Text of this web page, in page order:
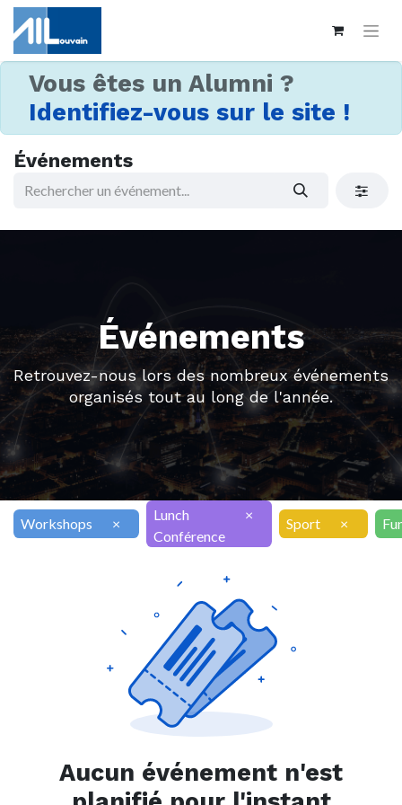
Vous êtes un Alumni ?
Identifiez-vous sur le site !
Événements
Événements
Retrouvez-nous lors des nombreux événements
organisés tout au long de l'année.
Workshops ×
Lunch
Conférence
×
Sport ×
Aucun événement n'est